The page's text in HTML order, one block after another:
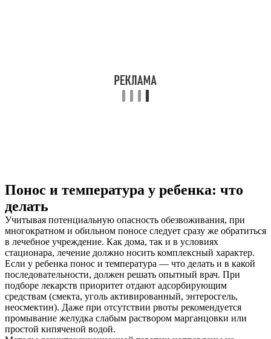
Понос и температура у ребенка: что
делать
Учитывая потенциальную опасность обезвоживания, при
многократном и обильном поносе следует сразу же обратиться
в лечебное учреждение. Как дома, так и в условиях
стационара, лечение должно носить комплексный характер.
Если у ребенка понос и температура — что делать и в какой
последовательности, должен решать опытный врач. При
подборе лекарств приоритет отдают адсорбирующим
средствам (смекта, уголь активированный, энтеросгель,
неосмектин). Даже при отсутствии рвоты рекомендуется
промывание желудка слабым раствором марганцовки или
простой кипяченой водой.